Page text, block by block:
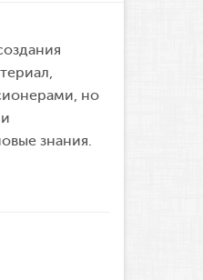
но
знания.